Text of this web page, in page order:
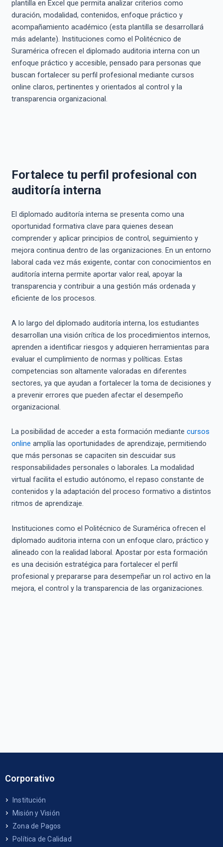
plantilla en Excel que permita analizar criterios como
duración, modalidad, contenidos, enfoque práctico y
acompañamiento académico (esta plantilla se desarrollará
más adelante). Instituciones como el Politécnico de
Suramérica ofrecen el diplomado auditoria interna con un
enfoque práctico y accesible, pensado para personas que
buscan fortalecer su perfil profesional mediante cursos
online claros, pertinentes y orientados al control y la
transparencia organizacional.
Fortalece tu perfil profesional con
auditoría interna
El diplomado auditoría interna se presenta como una
oportunidad formativa clave para quienes desean
comprender y aplicar principios de control, seguimiento y
mejora continua dentro de las organizaciones. En un entorno
laboral cada vez más exigente, contar con conocimientos en
auditoría interna permite aportar valor real, apoyar la
transparencia y contribuir a una gestión más ordenada y
eficiente de los procesos.
A lo largo del diplomado auditoría interna, los estudiantes
desarrollan una visión crítica de los procedimientos internos,
aprenden a identificar riesgos y adquieren herramientas para
evaluar el cumplimiento de normas y políticas. Estas
competencias son altamente valoradas en diferentes
sectores, ya que ayudan a fortalecer la toma de decisiones y
a prevenir errores que pueden afectar el desempeño
organizacional.
La posibilidad de acceder a esta formación mediante cursos
online amplía las oportunidades de aprendizaje, permitiendo
que más personas se capaciten sin descuidar sus
responsabilidades personales o laborales. La modalidad
virtual facilita el estudio autónomo, el repaso constante de
contenidos y la adaptación del proceso formativo a distintos
ritmos de aprendizaje.
Instituciones como el Politécnico de Suramérica ofrecen el
diplomado auditoria interna con un enfoque claro, práctico y
alineado con la realidad laboral. Apostar por esta formación
es una decisión estratégica para fortalecer el perfil
profesional y prepararse para desempeñar un rol activo en la
mejora, el control y la transparencia de las organizaciones.
Corporativo
Institución
Misión y Visión
Zona de Pagos
Política de Calidad